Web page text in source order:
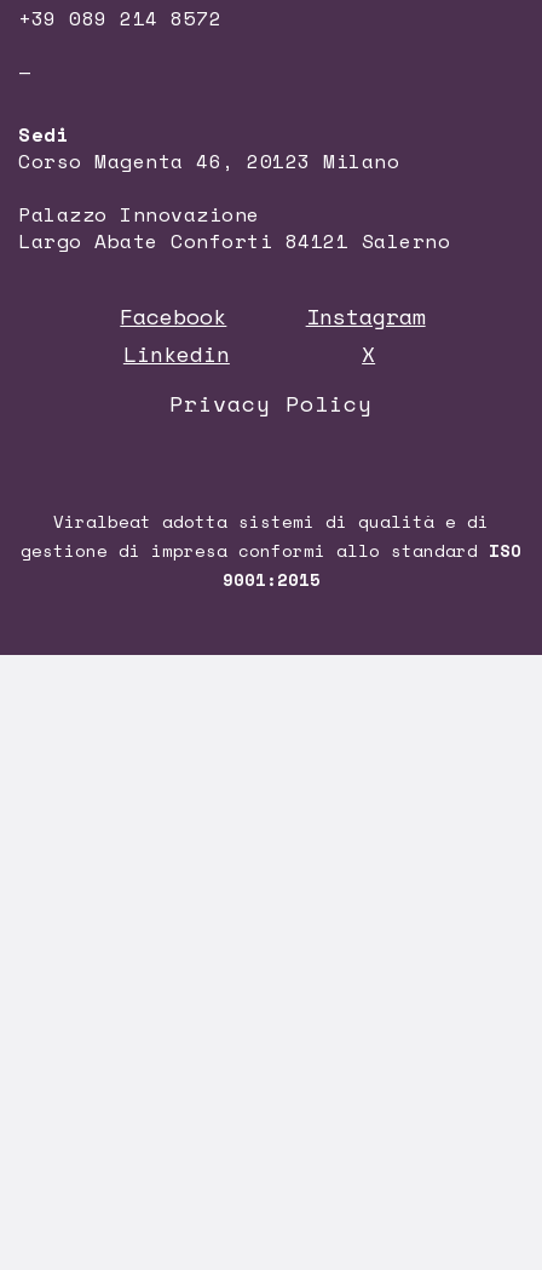
+39 089 214 8572
—
Sedi
Corso Magenta 46, 20123 Milano
Palazzo Innovazione
Largo Abate Conforti 84121 Salerno
Facebook
Instagram
Linkedin
X
Privacy Policy
Viralbeat adotta sistemi di qualità e di
gestione di impresa conformi allo standard ISO
9001:2015